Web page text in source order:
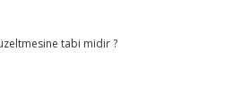
tabi midir ?